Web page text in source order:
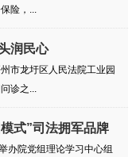
险，...
润民心
市龙圩区人民法院工业园
诊之...
式”司法拥军品牌
办院党组理论学习中心组